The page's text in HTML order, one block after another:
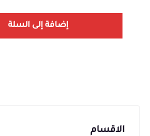
إضافة إلى السلة
الاقسام